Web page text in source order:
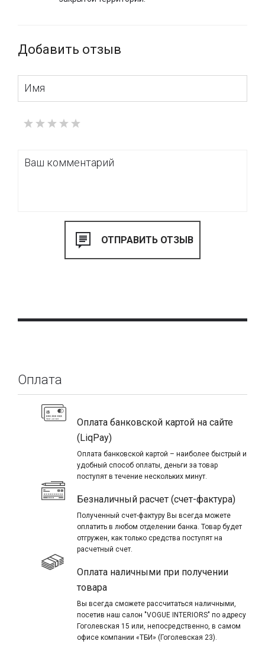
Заказ ламельной перголы Kedry Plus можно произвести
услуги доставки по Киеву и Украине. Подробнее обо всем
ассортименте пергол и получить максимально
развернутую информацию вы можете найти на нашем
сегодня!
Добавить отзыв
Оплата
Оплата банковской картой на сайте
(LiqPay)
Оплата банковской картой – наиболее быстрый и
удобный способ оплаты, деньги за товар
поступят в течение нескольких минут.
Безналичный расчет (счет-фактура)
Полученный счет-фактуру Вы всегда можете
оплатить в любом отделении банка. Товар будет
отгружен, как только средства поступят на
расчетный счет.
Оплата наличными при получении
товара
Вы всегда сможете рассчитаться наличными,
посетив наш салон "VOGUE INTERIORS" по адресу
Гоголевская 15 или, непосредственно, в самом
офисе компании «ТБИ» (Гоголевская 23).